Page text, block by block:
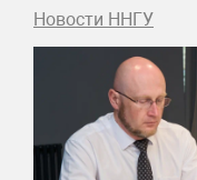
Новости ННГУ